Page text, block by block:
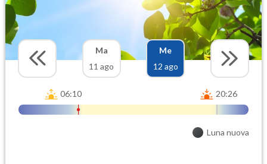
Ma
11 ago
Me
12 ago
06:10 20:26
Luna nuova